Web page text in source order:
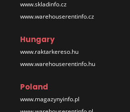
www.skladinfo.cz
www.warehouserentinfo.cz
Hungary
www.raktarkereso.hu
www.warehouserentinfo.hu
Poland
www.magazynyinfo.pl